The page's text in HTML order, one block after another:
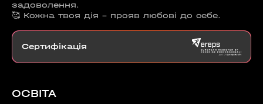
задоволення.
🥰 Кожна твоя дія - прояв любові до себе.
Сертифікація
ОСВІТА